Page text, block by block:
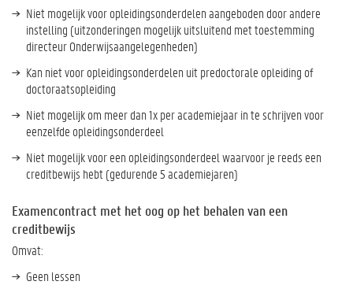
Niet mogelijk voor opleidingsonderdelen aangeboden door andere
instelling (uitzonderingen mogelijk uitsluitend met toestemming
directeur Onderwijsaangelegenheden)
Kan niet voor opleidingsonderdelen uit predoctorale opleiding of
doctoraatsopleiding
Niet mogelijk om meer dan 1x per academiejaar in te schrijven voor
eenzelfde opleidingsonderdeel
Niet mogelijk voor een opleidingsonderdeel waarvoor je reeds een
creditbewijs hebt (gedurende 5 academiejaren)
Examencontract met het oog op het behalen van een
creditbewijs
Omvat:
Geen lessen